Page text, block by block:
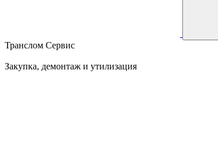
Транслом Сервис
Закупка, демонтаж и утилизация